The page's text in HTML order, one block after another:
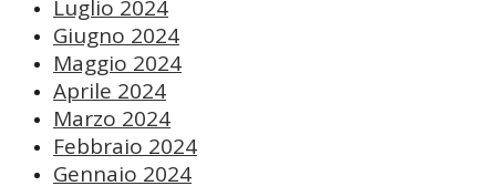
Luglio 2024
Giugno 2024
Maggio 2024
Aprile 2024
Marzo 2024
Febbraio 2024
Gennaio 2024